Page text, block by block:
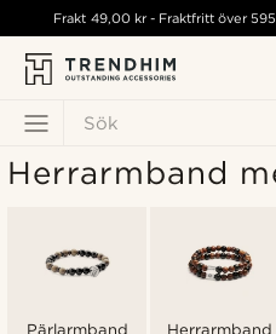
Sök
Frakt 49,00 kr- Fraktfritt över
Herrarmband
Pärlarmband
Herrarmband